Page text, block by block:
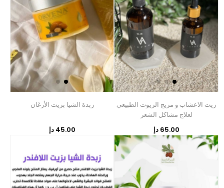
زيت الاعشاب و مزيج الزيوت الطبيعي
لعلاج مشاكل الشعر
65.00 دإ
زبدة الشيا بزيت الأرغان
45.00 دإ